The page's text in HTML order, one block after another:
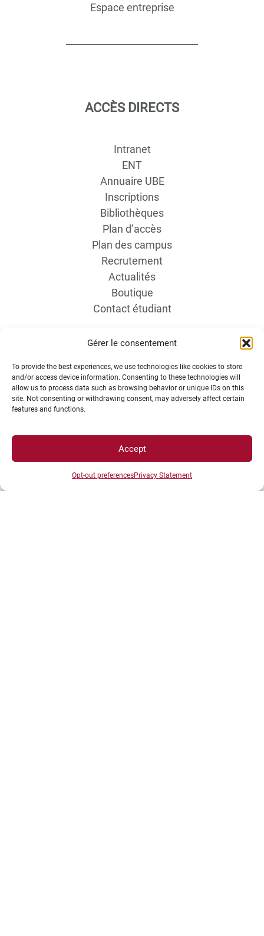
Gérer le consentement
To provide the best experiences, we use technologies like cookies to store
and/or access device information. Consenting to these technologies will
allow us to process data such as browsing behavior or unique IDs on this
site. Not consenting or withdrawing consent, may adversely affect certain
features and functions.
Accept
Opt-out preferencesPrivacy Statement
Espace entreprise
ACCÈS DIRECTS
Intranet
ENT
Annuaire UBE
Inscriptions
Bibliothèques
Plan d’accès
Plan des campus
Recrutement
Actualités
Boutique
Contact étudiant
INFORMATIONS LÉGALES
Plan d’accès des campus
Données personnelles et gestion des cookies